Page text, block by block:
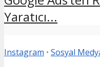
Yaratıcı...
Instagram • Sosyal